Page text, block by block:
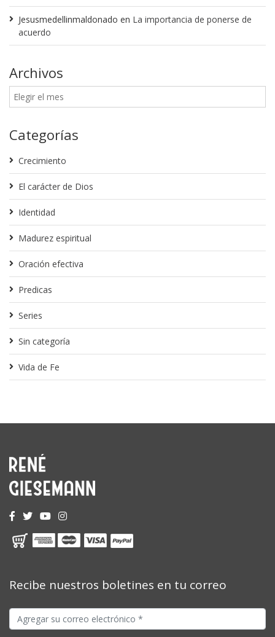
Jesusmedellinmaldonado en La importancia de ponerse de
acuerdo
Archivos
Categorías
Crecimiento
El carácter de Dios
Identidad
Madurez espiritual
Oración efectiva
Predicas
Series
Sin categoría
Vida de Fe
Recibe nuestros boletines en tu correo